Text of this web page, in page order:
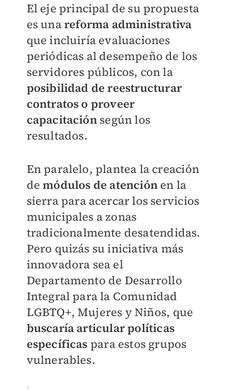
El eje principal de su propuesta
es unareforma administrativa
que incluiría evaluaciones
periódicas al desempeño de los
servidores públicos, con la
posibilidad de reestructurar
contratos o proveer
capacitaciónsegún los
resultados.
En paralelo, plantea la creación
demódulos de atenciónen la
sierra para acercar los servicios
municipales a zonas
tradicionalmente desatendidas.
Pero quizás su iniciativa más
innovadora sea el
Departamento de Desarrollo
Integral para la Comunidad
LGBTQ+, Mujeres y Niños, que
buscaría articular políticas
específicas para estos grupos
vulnerables.